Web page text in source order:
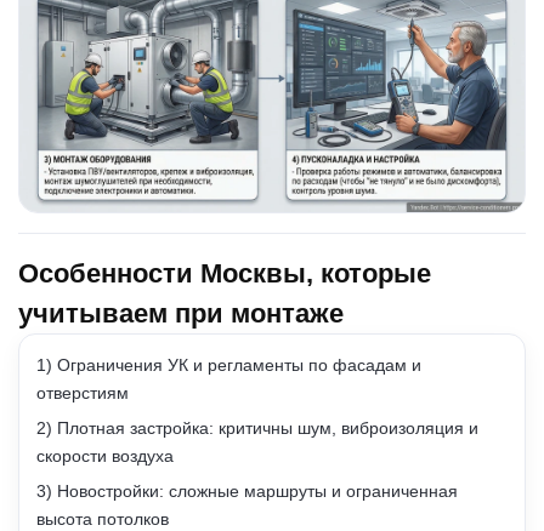
Особенности Москвы, которые
учитываем при монтаже
1) Ограничения УК и регламенты по фасадам и
отверстиям
2) Плотная застройка: критичны шум, виброизоляция и
скорости воздуха
3) Новостройки: сложные маршруты и ограниченная
высота потолков